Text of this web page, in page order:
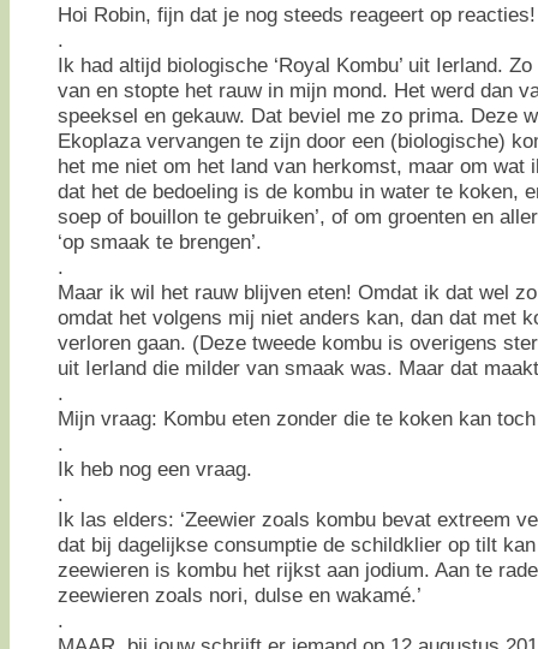
Hoi Robin, fijn dat je nog steeds reageert op reacties!
.
Ik had altijd biologische ‘Royal Kombu’ uit Ierland.
van en stopte het rauw in mijn mond. Het werd dan
speeksel en gekauw. Dat beviel me zo prima. Deze
Ekoplaza vervangen te zijn door een (biologische)
het me niet om het land van herkomst, maar om wat
dat het de bedoeling is de kombu in water te koken,
soep of bouillon te gebruiken’, of om groenten en
‘op smaak te brengen’.
.
Maar ik wil het rauw blijven eten! Omdat ik dat wel
omdat het volgens mij niet anders kan, dan dat met
verloren gaan. (Deze tweede kombu is overigens
uit Ierland die milder van smaak was. Maar dat
.
Mijn vraag: Kombu eten zonder die te koken kan
.
Ik heb nog een vraag.
.
Ik las elders: ‘Zeewier zoals kombu bevat extreem
dat bij dagelijkse consumptie de schildklier op tilt
zeewieren is kombu het rijkst aan jodium. Aan te
zeewieren zoals nori, dulse en wakamé.’
.